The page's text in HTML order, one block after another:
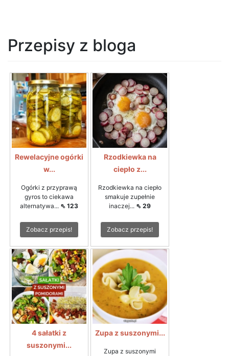
Przepisy z bloga
Rewelacyjne ogórki
w...
Ogórki z przyprawą
gyros to ciekawa
alternatywa... ⇖ 123
Zobacz przepis!
Rzodkiewka na
ciepło z...
Rzodkiewka na ciepło
smakuje zupełnie
inaczej... ⇖ 29
Zobacz przepis!
4 sałatki z
suszonymi...
Zupa z suszonymi...
Zupa z suszonymi